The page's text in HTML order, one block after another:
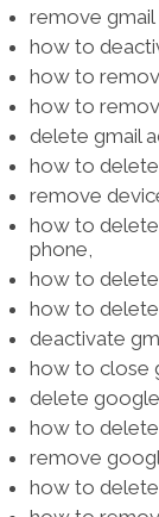
remove gmail
how to
how to
how to
delete gmail
how to
remove
how to
phone,
how to
how to
deactivate
how to close
delete
how to
remove
how to